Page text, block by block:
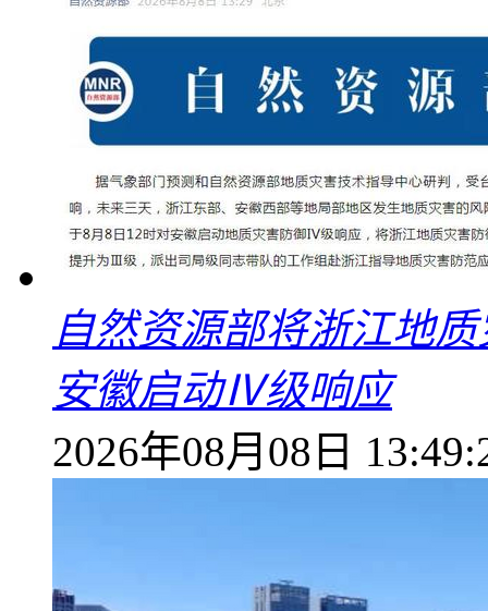
自然资源部将浙江地
安徽启动Ⅳ级响应
2026年08月08日